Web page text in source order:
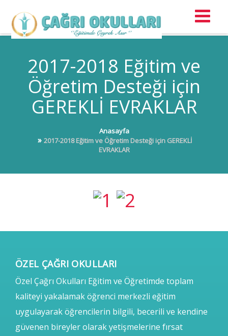
2017-2018 Eğitim ve
Öğretim Desteği için
GEREKLİ EVRAKLAR
Anasayfa
2017-2018 Eğitim ve Öğretim Desteği için GEREKLİ
EVRAKLAR
ÖZEL ÇAĞRI OKULLARI
Özel Çağrı Okulları Eğitim ve Öğretimde toplam
kaliteyi yakalamak öğrenci merkezli eğitim
uygulayarak öğrencilerin bilgili, becerili ve kendine
güvenen bireyler olarak yetişmelerine fırsat